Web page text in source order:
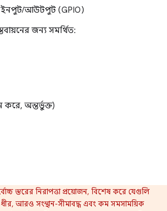
ইনপুট/আউটপুট (GPIO)
জন্য সমর্থিত:
করে, অন্তর্ভুক্ত)
স্তরের নিরাপত্তা প্রয়োজন, বিশেষ করে যেগুলি
ধীর, আরও সংস্থান-সীমাবদ্ধ এবং কম সমসাময়িক